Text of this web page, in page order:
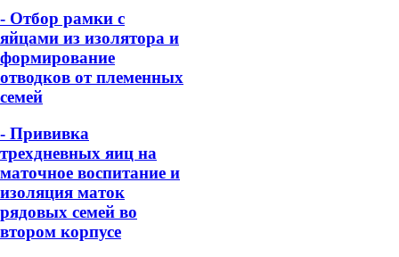
- Отбор рамки с
яйцами из изолятора и
формирование
отводков от племенных
семей
- Прививка
трехдневных яиц на
маточное воспитание и
изоляция маток
рядовых семей во
втором корпусе